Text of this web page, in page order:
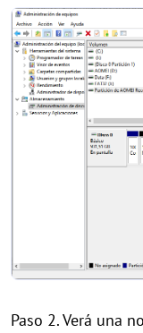
Paso 2. Verá una